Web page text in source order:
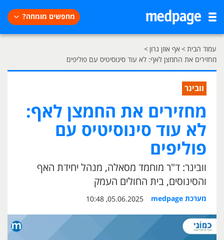
מחפשים מומחה?
עמוד הבית> אף אוזן גרון>
מחזירים את החמצן לאף: לא עוד סינוסיטיס עם פוליפים
וובינר
מחזירים את החמצן לאף:
לא עוד סינוסיטיס עם
פוליפים
וובינר: ד"ר מוחמד מסאלה, מנהל יחידת האף
והסינוסים, בית החולים העמק
מערכת medpage 05.06.2025, 10:48